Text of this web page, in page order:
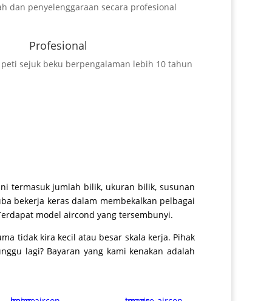
dan penyelenggaraan secara profesional
Profesional
sejuk beku berpengalaman lebih 10 tahun
termasuk jumlah bilik, ukuran bilik, susunan
bekerja keras dalam membekalkan pelbagai
model aircond yang tersembunyi.
tidak kira kecil atau besar skala kerja. Pihak
lagi? Bayaran yang kami kenakan adalah